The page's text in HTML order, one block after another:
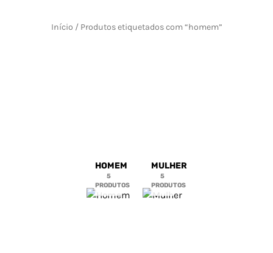
Início / Produtos etiquetados com “homem”
PRATA ELEGANTE E
€
HOMEM
5
PRODUTOS
MULHER
5
PRODUTOS